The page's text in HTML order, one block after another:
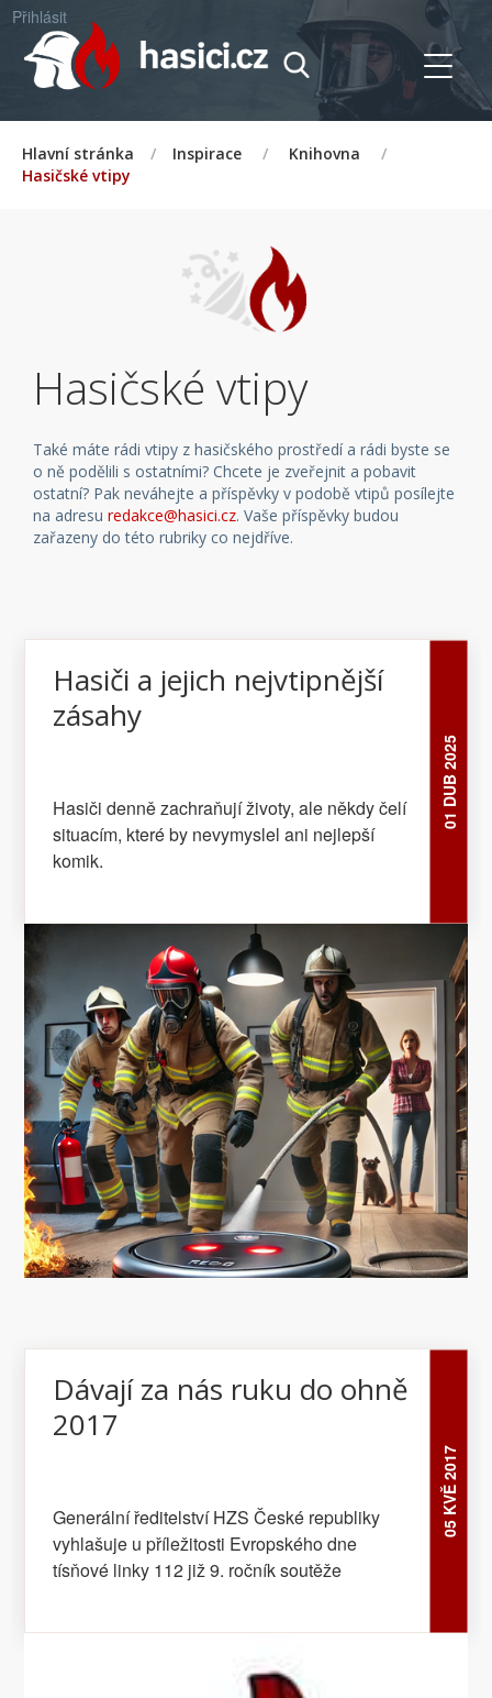
Přihlásit
Hlavní stránka / Inspirace / Knihovna
/
Hasičské vtipy
Hasičské vtipy
Také máte rádi vtipy z hasičského prostředí a rádi byste se
o ně podělili s ostatními? Chcete je zveřejnit a pobavit
ostatní? Pak neváhejte a příspěvky v podobě vtipů posílejte
na adresu redakce@hasici.cz. Vaše příspěvky budou
zařazeny do této rubriky co nejdříve.
01 DUB 2025
Hasiči a jejich nejvtipnější
zásahy
Hasiči denně zachraňují životy, ale někdy čelí
situacím, které by nevymyslel ani nejlepší
komik.
05 KVĚ 2017
Dávají za nás ruku do ohně
2017
Generální ředitelství HZS České republiky
vyhlašuje u příležitosti Evropského dne
tísňové linky 112 již 9. ročník soutěže